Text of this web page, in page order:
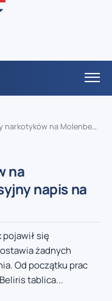
Molenbeek: kontrowersyjny napis na tablicy Beliris
na
napis na
pojawił się
żadnych
Od początku prac
tablica...